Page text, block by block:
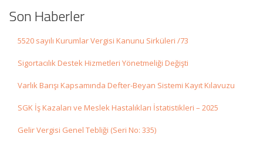
Son Haberler
5520 sayılı Kurumlar Vergisi Kanunu Sirküleri /73
Sigortacılık Destek Hizmetleri Yönetmeliği Değişti
Varlık Barışı Kapsamında Defter-Beyan Sistemi Kayıt Kılavuzu
SGK İş Kazaları ve Meslek Hastalıkları İstatistikleri – 2025
Gelir Vergisi Genel Tebliği (Seri No: 335)